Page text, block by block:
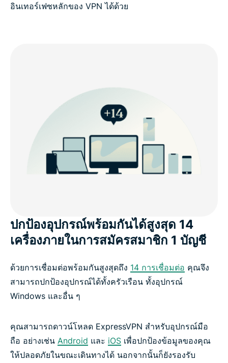
อินเทอร์เฟซหลักของ VPN ได้ด้วย
ปกป้องอุปกรณ์พร้อมกันได้สูงสุด 14
เครื่องภายในการสมัครสมาชิก 1 บัญชี
ด้วยการเชื่อมต่อพร้อมกันสูงสุดถึง 14 การเชื่อมต่อ คุณจึง
สามารถปกป้องอุปกรณ์ได้ทั้งครัวเรือน ทั้งอุปกรณ์
Windows และอื่น ๆ
คุณสามารถดาวน์โหลด ExpressVPN สำหรับอุปกรณ์มือ
ถือ อย่างเช่น Android และ iOS เพื่อปกป้องข้อมูลของคุณ
ให้ปลอดภัยในขณะเดินทางได้ นอกจากนั้นก็ยังรองรับ